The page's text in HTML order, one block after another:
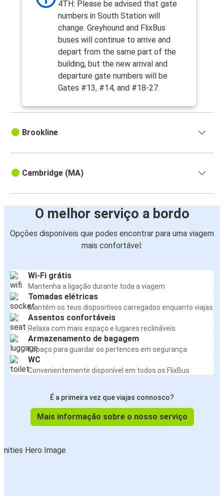
4TH: Please be advised that gate
numbers in South Station will
change. Greyhound and FlixBus
buses will continue to arrive and
depart from the same part of the
building, but the new arrival and
departure gate numbers will be
Gates #13, #14, and #18-27.
Brookline
Cambridge (MA)
O melhor serviço a bordo
Opções disponíveis que podes encontrar para uma viagem
mais confortável:
Wi-Fi grátis
Mantenha a ligação durante toda a viagem
Tomadas elétricas
Mantém os teus dispositivos carregados enquanto viajas
Assentos confortáveis
Relaxa com mais espaço e lugares reclináveis
Armazenamento de bagagem
Espaço para guardar os pertences em segurança
WC
Convenientemente disponível em todos os FlixBus
É a primeira vez que viajas connosco?
Mais informação sobre o nosso serviço